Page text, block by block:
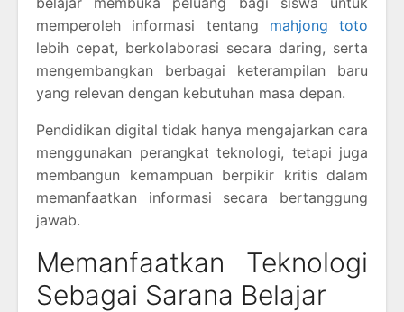
memperoleh informasi tentang mahjong toto
lebih cepat, berkolaborasi secara daring, serta
mengembangkan berbagai keterampilan baru
yang relevan dengan kebutuhan masa depan.
Pendidikan digital tidak hanya mengajarkan cara
menggunakan perangkat teknologi, tetapi juga
membangun kemampuan berpikir kritis dalam
memanfaatkan informasi secara bertanggung
jawab.
Memanfaatkan Teknologi
Sebagai Sarana Belajar